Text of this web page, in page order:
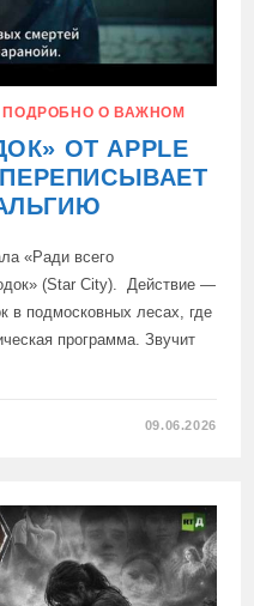
ПОДРОБНО О ВАЖНОМ
ОТ APPLE
«Ради всего
(Star City). Действие —
в подмосковных лесах, где
программа. Звучит
09.06.2026